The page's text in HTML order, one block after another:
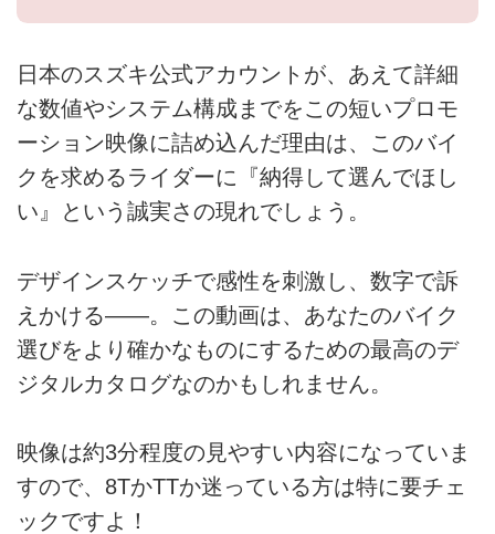
日本のスズキ公式アカウントが、あえて詳細
な数値やシステム構成までをこの短いプロモ
ーション映像に詰め込んだ理由は、このバイ
クを求めるライダーに『納得して選んでほし
い』という誠実さの現れでしょう。
デザインスケッチで感性を刺激し、数字で訴
えかける——。この動画は、あなたのバイク
選びをより確かなものにするための最高のデ
ジタルカタログなのかもしれません。
映像は約3分程度の見やすい内容になっていま
すので、8TかTTか迷っている方は特に要チェ
ックですよ！